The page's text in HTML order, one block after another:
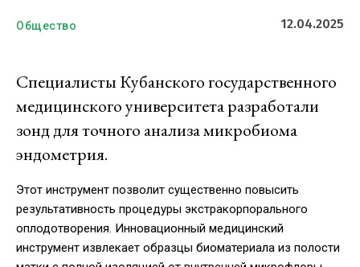
Общество 12.04.2025
Специалисты Кубанского государственного
медицинского университета разработали
зонд для точного анализа микробиома
эндометрия.
Этот инструмент позволит существенно повысить
результативность процедуры экстракорпорального
оплодотворения. Инновационный медицинский
инструмент извлекает образцы биоматериала из полости